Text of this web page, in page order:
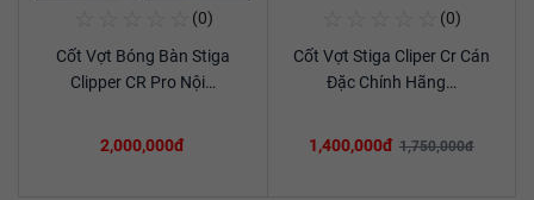
Xem chi tiết
(0)
Cốt Vợt Bóng Bàn Stiga
Clipper CR Pro Nội…
2,000,000đ
Xem chi tiết
(0)
Cốt Vợt Stiga Cliper Cr Cán
Đặc Chính Hãng…
1,400,000đ 1,750,000đ